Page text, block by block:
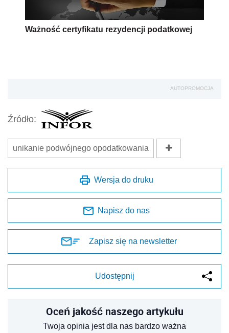
Ważność certyfikatu rezydencji podatkowej
AUTOPROMOCJA
Źródło:
unikanie podwójnego opodatkowania
Wersja do druku
Napisz do nas
Zapisz się na newsletter
Udostępnij
Oceń jakość naszego artykułu
Twoja opinia jest dla nas bardzo ważna